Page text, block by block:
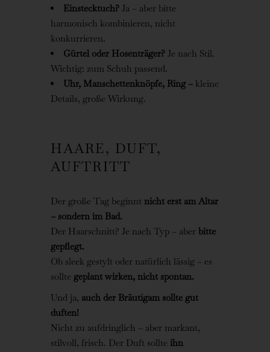
Einstecktuch? Ja – aber bitte
harmonisch kombinieren, nicht
konkurrieren.
Gürtel oder Hosenträger? Je nach Stil.
Wichtig: zum Schuh passend.
Uhr, Manschettenknöpfe, Ring – kleine
Details, große Wirkung.
HAARE, DUFT,
AUFTRITT
Der große Tag beginnt nicht erst am Altar
– sondern im Bad.
Der Haarschnitt? Je nach Typ – aber bitte
gepflegt.
Ob sleek gestylt oder natürlich lässig – es
sollte geplant wirken, nicht spontan.
Und ja, auch der Bräutigam sollte gut
duften!
Nicht zu aufdringlich – aber markant,
stilvoll, frisch. Der Duft sollte ihn